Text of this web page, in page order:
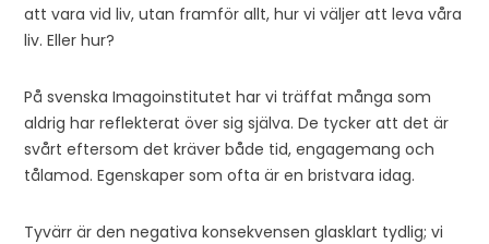
att vara vid liv, utan framför allt, hur vi väljer att leva våra
liv. Eller hur?
På svenska Imagoinstitutet har vi träffat många som
aldrig har reflekterat över sig själva. De tycker att det är
svårt eftersom det kräver både tid, engagemang och
tålamod. Egenskaper som ofta är en bristvara idag.
Tyvärr är den negativa konsekvensen glasklart tydlig; vi